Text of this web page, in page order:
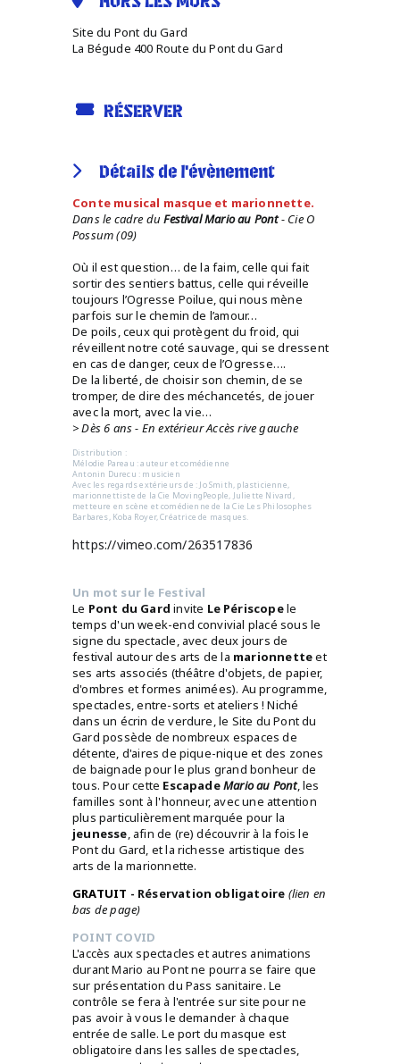
Site du Pont du Gard
La Bégude 400 Route du Pont du Gard
RÉSERVER
Détails de l'évènement
Conte musical masque et marionnette.
Dans le cadre du Festival Mario au Pont- Cie O
Possum (09)
Où il est question… de la faim, celle qui fait
sortir des sentiers battus, celle qui réveille
toujours l’Ogresse Poilue, qui nous mène
parfois sur le chemin de l’amour…
De poils, ceux qui protègent du froid, qui
réveillent notre coté sauvage, qui se dressent
en cas de danger, ceux de l’Ogresse….
De la liberté, de choisir son chemin, de se
tromper, de dire des méchancetés, de jouer
avec la mort, avec la vie…
> Dès 6 ans- En extérieur Accès rive gauche
Distribution :
Mélodie Pareau : auteur et comédienne
Antonin Durecu : musicien
Avec les regards extérieurs de : Jo Smith, plasticienne,
marionnettiste de la Cie MovingPeople, Juliette Nivard,
metteure en scène et comédienne de la Cie Les Philosophes
Barbares, Koba Royer, Créatrice de masques.
https://vimeo.com/263517836
Un mot sur le Festival
Le Pont du Gard invite Le Périscopele
temps d'un week-end convivial placé sous le
signe du spectacle, avec deux jours de
festival autour des arts de la marionnetteet
ses arts associés (théâtre d'objets, de papier,
d'ombres et formes animées). Au programme,
spectacles, entre-sorts et ateliers ! Niché
dans un écrin de verdure, le Site du Pont du
Gard possède de nombreux espaces de
détente, d'aires de pique-nique et des zones
de baignade pour le plus grand bonheur de
tous. Pour cette EscapadeMario au Pont, les
familles sont à l'honneur, avec une attention
plus particulièrement marquée pour la
jeunesse, afin de (re) découvrir à la fois le
Pont du Gard, et la richesse artistique des
arts de la marionnette.
GRATUIT - Réservation obligatoire (lien en
bas de page)
POINT COVID
L'accès aux spectacles et autres animations
durant Mario au Pont ne pourra se faire que
sur présentation du Pass sanitaire. Le
contrôle se fera à l'entrée sur site pour ne
pas avoir à vous le demander à chaque
entrée de salle. Le port du masque est
obligatoire dans les salles de spectacles,